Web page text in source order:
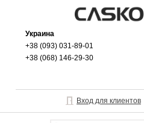
Украина
+38 (093) 031-89-01
+38 (068) 146-29-30
Вход для клиентов